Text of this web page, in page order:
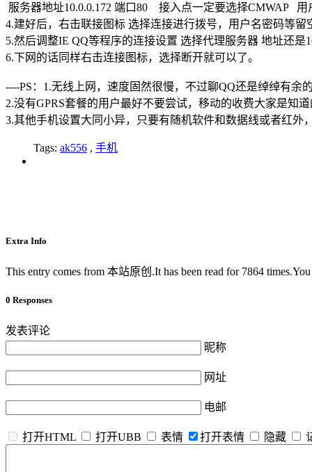
服务器地址10.0.0.172 端口80 接入点一定要选择CMWAP
4.建好后，右击联接图标 选择连接进行拨号，用户名密码等留
5.然后调整IE QQ等程序的连接设置 选择代理服务器 地址还是
6.下网的话同样右击连接图标，选择断开就可以了。
----PS：1.无线上网，速度固然很慢，不过聊QQ还是绰绰有
2.没有GPRS套餐的用户最好不要尝试，移动的收费大家是知
3.其他手机设置大同小异，只要有随机软件和数据线或者红外
Tags: ak556 , 手机
Extra Info
This entry comes from 本站原创.It has been read for 7864
0 Responses
发表评论
昵称
网址
电邮
打开HTML 打开UBB 表情 打开表情 隐藏